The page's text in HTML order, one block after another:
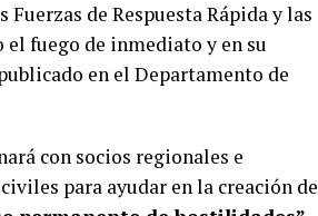
de Respuesta Rápida y las
el fuego de inmediato y en su
en el Departamento de
con socios regionales e
para ayudar en la creación de